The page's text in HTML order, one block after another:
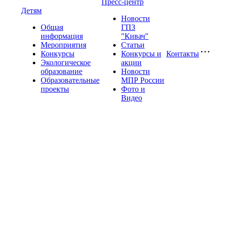
Детям
Общая
информация
Мероприятия
Конкурсы
Экологическое
образование
Образовательные
проекты
Пресс-центр
Новости
ГПЗ
"Кивач"
Статьи
Конкурсы и
акции
Новости
МПР России
Фото и
Видео
Контакты